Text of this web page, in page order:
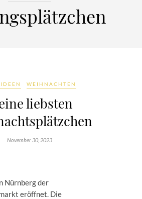
WEIHNACHTEN
liebsten
November 30, 2023
Nürnberg der
eröffnet. Die